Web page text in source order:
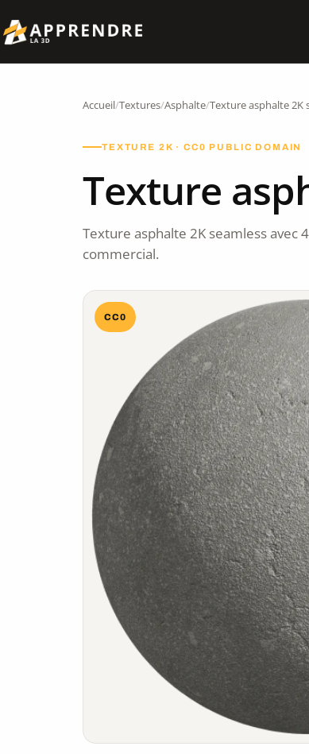
Accueil/Textures/Asphalte/Texture asphalte 2K
TEXTURE 2K · CC0 PUBLIC DOMAIN
Texture
Texture asphalte 2K seamless avec
commercial.
CC0